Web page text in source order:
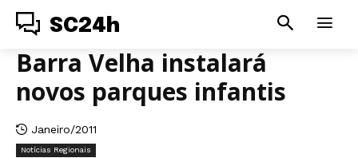
SC24h
Barra Velha instalará
novos parques infantis
Janeiro/2011
Notícias Regionais